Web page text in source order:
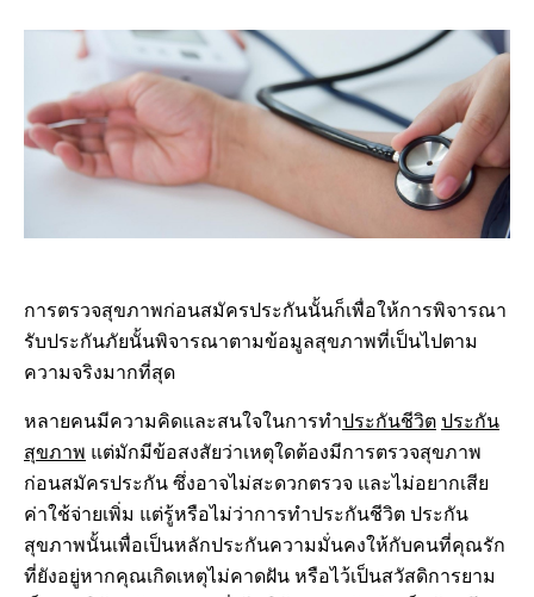
การตรวจสุขภาพก่อนสมัครประกันนั้นก็เพื่อให้การพิจารณา
รับประกันภัยนั้นพิจารณาตามข้อมูลสุขภาพที่เป็นไปตาม
ความจริงมากที่สุด
หลายคนมีความคิดและสนใจในการทำประกันชีวิต ประกัน
สุขภาพ แต่มักมีข้อสงสัยว่าเหตุใดต้องมีการตรวจสุขภาพ
ก่อนสมัครประกัน ซึ่งอาจไม่สะดวกตรวจ และไม่อยากเสีย
ค่าใช้จ่ายเพิ่ม แต่รู้หรือไม่ว่าการทำประกันชีวิต ประกัน
สุขภาพนั้นเพื่อเป็นหลักประกันความมั่นคงให้กับคนที่คุณรัก
ที่ยังอยู่หากคุณเกิดเหตุไม่คาดฝัน หรือไว้เป็นสวัสดิการยาม